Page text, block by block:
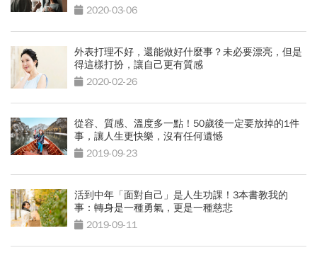
2020-03-06
外表打理不好，還能做好什麼事？未必要漂亮，但是
得這樣打扮，讓自己更有質感
2020-02-26
從容、質感、溫度多一點！50歲後一定要放掉的1件
事，讓人生更快樂，沒有任何遺憾
2019-09-23
活到中年「面對自己」是人生功課！3本書教我的
事：轉身是一種勇氣，更是一種慈悲
2019-09-11